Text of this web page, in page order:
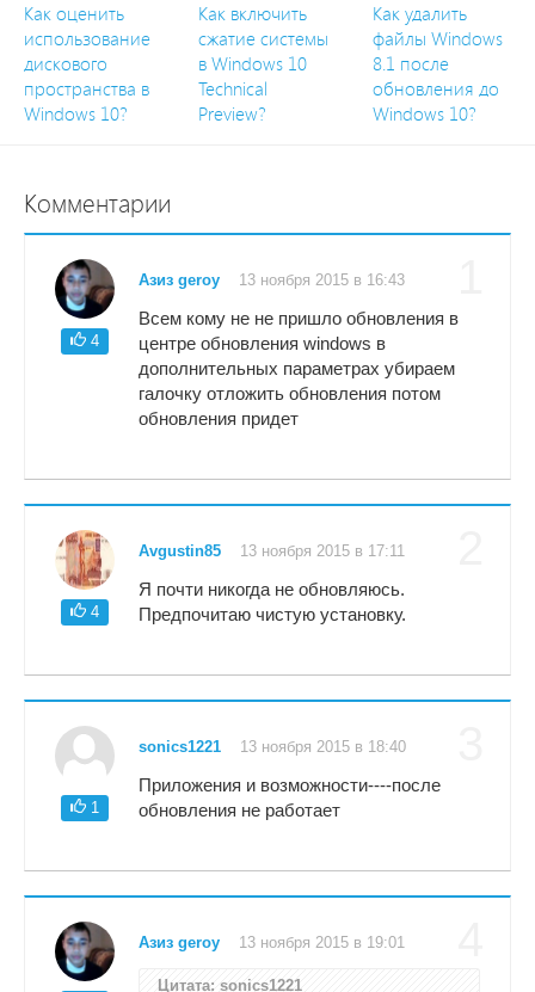
Как оценить
использование
дискового
пространства в
Windows 10?
Как включить
сжатие системы
в Windows 10
Technical
Preview?
Как удалить
файлы Windows
8.1 после
обновления до
Windows 10?
Комментарии
4
Азиз geroy 13 ноября 2015 в 16:43
Всем кому не не пришло обновления в
центре обновления windows в
дополнительных параметрах убираем
галочку отложить обновления потом
обновления придет
4
Avgustin85 13 ноября 2015 в 17:11
Я почти никогда не обновляюсь.
Предпочитаю чистую установку.
1
sonics1221 13 ноября 2015 в 18:40
Приложения и возможности----после
обновления не работает
Азиз geroy 13 ноября 2015 в 19:01
Цитата: sonics1221